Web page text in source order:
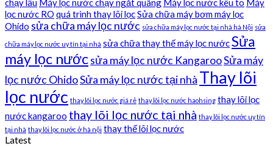
lọc nước RO quá trình thay lõi lọcSửa chữa máy bơm máy lọc
Ohido sửa chữa máy lọc nước sửa chữa máy lọc nước tại nhà hà Nội sửa
chữa máy lọc nước uy tín tại nhà sửa chữa thay thế máy lọc nướcSửa
máy lọc nướcsửa máy lọc nước KangarooSửa máy
lọc nước OhidoSửa máy lọc nước tại nhà Thay lõi
lọc nước thay lõi lọc nước giá rẻ thay lõi lọc nước haohsing thay lõi lọc
nước kangaroo thay lõi lọc nước tại nhà thay lõi lọc nước uy tín
tại nhà thay lõi lọc nước ở hà nội thay thế lõi lọc nước
Latest